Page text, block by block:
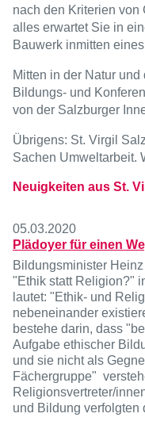
nach den Kriterien von
alles erwartet Sie in
Bauwerk inmitten
Mitten in der Natur
Bildungs- und
von der Salzburger
Übrigens: St. Virgil
Sachen Umweltarbeit.
Neuigkeiten aus St.
05.03.2020
Plädoyer für einen
Bildungsminister
"Ethik statt Religion?"
lautet: "Ethik- und
nebeneinander
bestehe darin, dass
Aufgabe ethischer
und sie nicht als
Fächergruppe"
Religionsvertreter/
und Bildung verfolgten